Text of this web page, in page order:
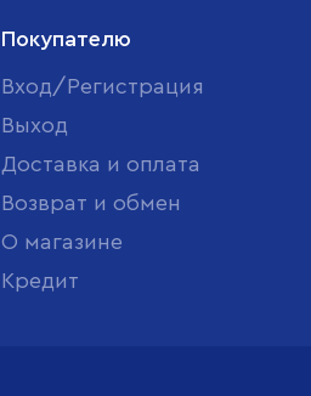
Покупателю
Вход/Регистрация
Выход
Доставка и оплата
Возврат и обмен
О магазине
Кредит